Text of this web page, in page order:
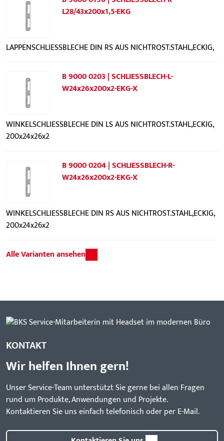
L28/43x200x1,5-EKG
LAPPENSCHLIESSBLECHE DIN RS AUS NICHTROST.STAHL,ECKIG,
B 9000 0203 | SCHLIESSBLECH-L-
W24x26x200x2-EKG-X
WINKELSCHLIESSBLECHE DIN LS AUS NICHTROST.STAHL,ECKIG,
200x24x26x2
B 9000 0204 | SCHLIESSBLECH-R-
W24x26x200x2-EKG-X
WINKELSCHLIESSBLECHE DIN RS AUS NICHTROST.STAHL,ECKIG,
200x24x26x2
Alle Varianten ansehen
KONTAKT
Wir helfen Ihnen gern!
Unser Service-Team unterstützt Sie gerne bei allen Fragen
rund um Produkte, Anwendungen und Projekte.
Kontaktieren Sie uns einfach telefonisch oder per E-Mail.